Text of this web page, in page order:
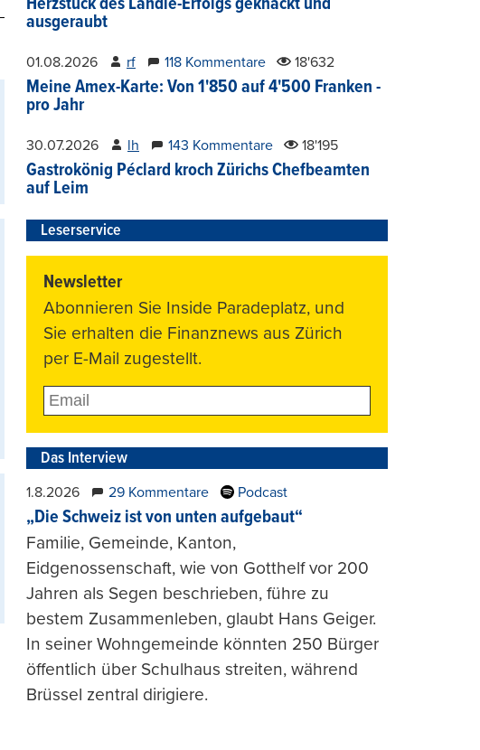
Herzstück des Ländle-Erfolgs geknackt und
ausgeraubt
01.08.2026 rf 118 Kommentare 18'632
Meine Amex-Karte: Von 1'850 auf 4'500 Franken -
pro Jahr
30.07.2026 lh 143 Kommentare 18'195
Gastrokönig Péclard kroch Zürichs Chefbeamten
auf Leim
Leserservice
Newsletter
Abonnieren Sie Inside Paradeplatz, und
Sie erhalten die Finanznews aus Zürich
per E-Mail zugestellt.
Das Interview
1.8.2026 29 Kommentare Podcast
„Die Schweiz ist von unten aufgebaut“
Familie, Gemeinde, Kanton,
Eidgenossenschaft, wie von Gotthelf vor 200
Jahren als Segen beschrieben, führe zu
bestem Zusammenleben, glaubt Hans Geiger.
In seiner Wohngemeinde könnten 250 Bürger
öffentlich über Schulhaus streiten, während
Brüssel zentral dirigiere.